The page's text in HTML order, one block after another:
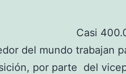
Casi
del mundo trabajan
por parte del